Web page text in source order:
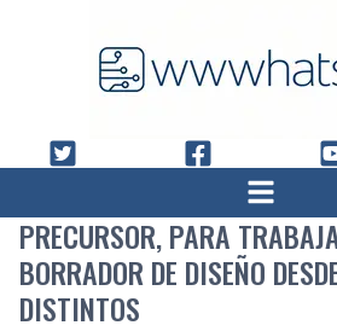
PRECURSOR, PARA
BORRADOR DE DISEÑO
DISTINTOS